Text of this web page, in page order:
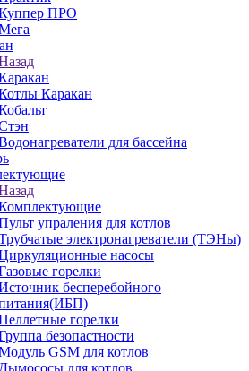
ПРО
Каракан
для бассейна
упраления для котлов
электронагреватели (ТЭНы)
насосы
горелки
бесперебойного
горелки
безопастности
GSM для котлов
Дымососы для котлов